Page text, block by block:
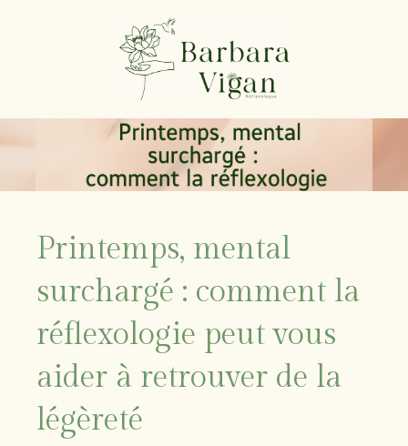
Printemps, mental
surchargé : comment la
réflexologie peut vous
aider à retrouver de la
légèreté